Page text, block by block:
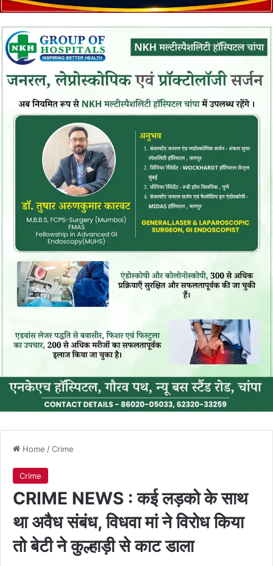
Home /Crime
Crime
CRIME NEWS : कई लड़को के साथ
था अवैध संबंध, विधवा मां ने विरोध किया
तो बेटी ने कुल्हाड़ी से काट डाला